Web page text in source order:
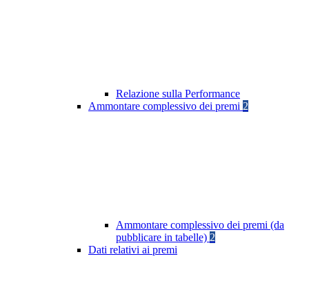
Relazione sulla Performance
Ammontare complessivo dei premi 2
Ammontare complessivo dei premi (da
pubblicare in tabelle) 2
Dati relativi ai premi